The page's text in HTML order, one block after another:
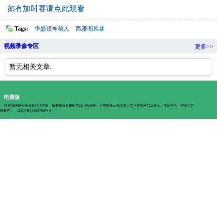
如有加时赛请点此观看
Tags: 华盛顿神秘人 西雅图风暴
视频录像专区 更多>>
暂无相关文章.
电脑版
98直播吧是一个体育网址导航，所有视频及视听节目均为外链。所有视频及视听节目均不在本站网页展示。本站仅为用户提供导
航服务。
琼ICP备11000788号-3